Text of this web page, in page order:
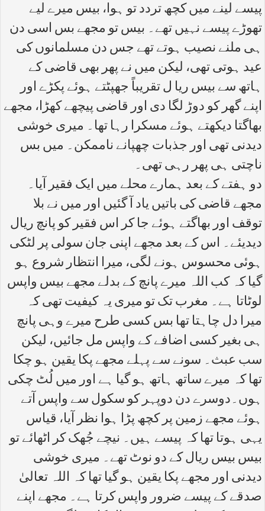
پیسے لینے میں کچھ تردد تو ہوا، بیس میرے لیے
تھوڑے پیسے نہیں تھے۔ بیس تو مجھے بس اسی دن
ہی ملنے نصیب ہوتے تھے جس دن مسلمانوں کی
عید ہوتی تھی، لیکن میں نے پھر بھی قاضی کے
ہاتھ سے بیس ریا ل تقریباً جھپٹتے ہوئے پکڑے اور
اپنے گھر کو دوڑ لگا دی اور قاضی پیچھے کھڑا، مجھے
بھاگتا دیکھتے ہوئے مسکرا رہا تھا۔ میری خوشی
دیدنی تھی اور جذبات چھپانے ناممکن۔ میں بس
ناچتی ہی پھر رہی تھی۔
دو ہفتے کے بعد ہمارے محلے میں ایک فقیر آیا۔
مجھے قاضی کی باتیں یاد آ گئیں اور میں نے بلا
توقف اور بھاگتے ہوئے جا کر اس فقیر کو پانچ ریال
دیدیئے۔ اس کے بعد مجھے اپنی جان سولی پر لٹکی
ہوئی محسوس ہونے لگی، میرا انتظار شروع ہو
گیا کہ کب اللہ میرے پانچ کے بدلے مجھے بیس واپس
لوٹاتا ہے۔ مغرب تک تو میری یہ کیفیت تھی کہ
میرا دل چاہتا تھا بس کسی طرح میرے وہی پانچ
ہی بغیر کسی اضافے کے واپس مل جائیں، لیکن
سب عبث۔ سونے سے پہلے مجھے پکا یقین ہو چکا
تھا کہ میرے ساتھ ہاتھ ہو گیا ہے اور میں لُٹ چکی
ہوں۔دوسرے دن دوپہر کو سکول سے واپس آتے
ہوئے مجھے زمین پر کچھ پڑا ہوا نظر آیا، قیاس
یہی ہوتا تھا کہ پیسے ہیں۔ نیچے جُھک کر اٹھائے تو
بیس بیس ریال کے دو نوٹ تھے۔ میری خوشی
دیدنی اور مجھے پکا یقین ہو گیا تھا کہ اللہ تعالیٰ
صدقے کے پیسے ضرور واپس کرتا ہے۔ مجھے اپنے